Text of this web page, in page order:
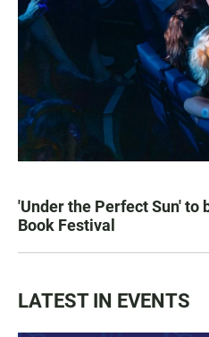
'Under the Perfect Sun' to
Book Festival
LATEST IN EVENTS